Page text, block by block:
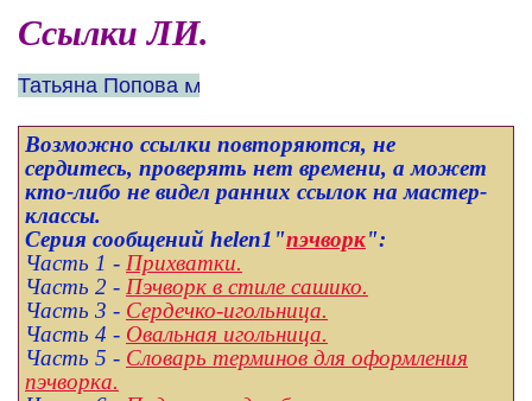
Ссылки ЛИ.
Татьяна Попова
Возможно ссылки повторяются, не
сердитесь, проверять нет времени, а может
кто-либо не видел ранних ссылок на мастер-
классы.
Серия сообщений helen1 "пэчворк":
Часть 1 - Прихватки.
Часть 2 - Пэчворк в стиле сашико.
Часть 3 - Сердечко-игольница.
Часть 4 - Овальная игольница.
Часть 5 - Словарь терминов для оформления
пэчворка.